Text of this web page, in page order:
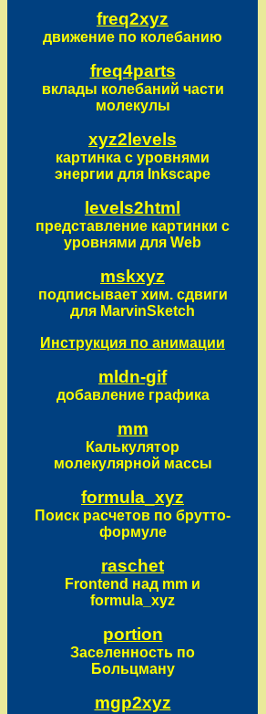
freq2xyz
движение по колебанию
freq4parts
вклады колебаний части
молекулы
xyz2levels
картинка с уровнями
энергии для Inkscape
levels2html
представление картинки с
уровнями для Web
mskxyz
подписывает хим. сдвиги
для MarvinSketch
Инструкция по анимации
mldn-gif
добавление графика
mm
Калькулятор
молекулярной массы
formula_xyz
Поиск расчетов по брутто-
формуле
raschet
Frontend над mm и
formula_xyz
portion
Заселенность по
Больцману
mgp2xyz